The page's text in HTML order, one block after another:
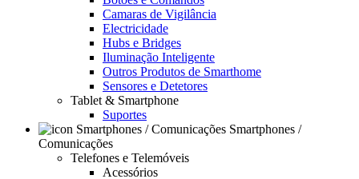
Camaras de Vigilância
Electricidade
Hubs e Bridges
Iluminação Inteligente
Outros Produtos de Smarthome
Sensores e Detetores
Tablet & Smartphone
Suportes
Smartphones /
Comunicações
Telefones e Telemóveis
Acessórios